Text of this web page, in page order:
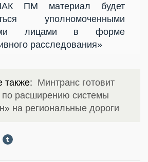
ПМ материал будет
уполномоченными
лицами в форме
расследования»
также: Минтранс готовит
по расширению системы
на региональные дороги